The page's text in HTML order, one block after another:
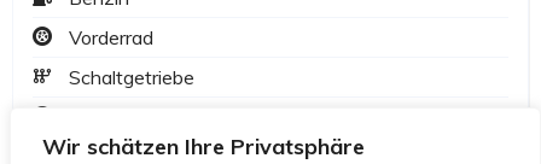
Wir schätzen Ihre Privatsphäre